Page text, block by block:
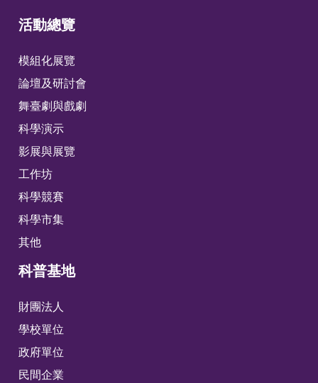
活動總覽
模組化展覽
論壇及研討會
舞臺劇與戲劇
科學演示
影展與展覽
工作坊
科學競賽
科學市集
其他
科普基地
財團法人
學校單位
政府單位
民間企業